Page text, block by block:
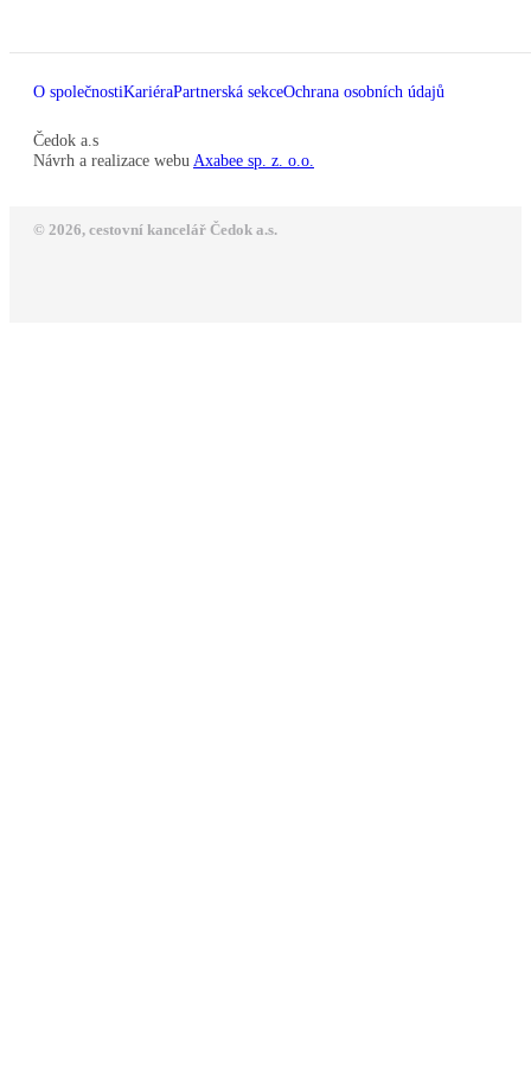
O společnostiKariéraPartnerská sekceOchrana osobních údajů
Čedok a.s
Návrh a realizace webu Axabee sp. z. o.o.
© 2026, cestovní kancelář Čedok a.s.